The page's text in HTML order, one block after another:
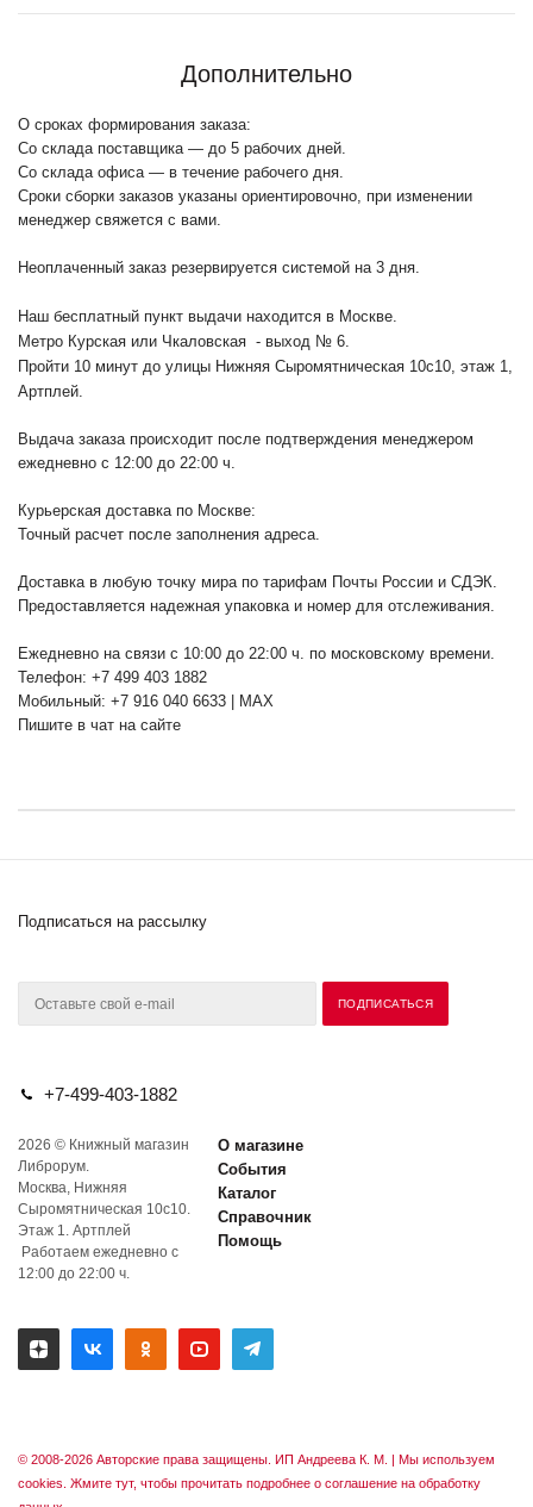
Дополнительно
О сроках формирования заказа:
Со склада поставщика — до 5 рабочих дней.
Со склада офиса — в течение рабочего дня.
Сроки сборки заказов указаны ориентировочно, при изменении
менеджер свяжется с вами.
Неоплаченный заказ резервируется системой на 3 дня.
Наш бесплатный пункт выдачи находится в Москве.
Метро Курская или Чкаловская - выход № 6.
Пройти 10 минут до улицы Нижняя Сыромятническая 10с10, этаж 1,
Артплей.
Выдача заказа происходит после подтверждения менеджером
ежедневно с 12:00 до 22:00 ч.
Курьерская доставка по Москве:
Точный расчет после заполнения адреса.
Доставка в любую точку мира по тарифам Почты России и СДЭК.
Предоставляется надежная упаковка и номер для отслеживания.
Ежедневно на связи с 10:00 до 22:00 ч. по московскому времени.
Телефон: +7 499 403 1882
Мобильный: +7 916 040 6633 | MAX
Пишите в чат на сайте
Подписаться на рассылку
+7-499-403-1882
2026 © Книжный магазин
Либрорум.
Москва, Нижняя
Сыромятническая 10с10.
Этаж 1. Артплей
Работаем ежедневно с
12:00 до 22:00 ч.
О магазине
События
Каталог
Справочник
Помощь
© 2008-2026 Авторские права защищены. ИП Андреева К. М. | Мы используем
cookies. Жмите тут, чтобы прочитать подробнее о соглашение на обработку